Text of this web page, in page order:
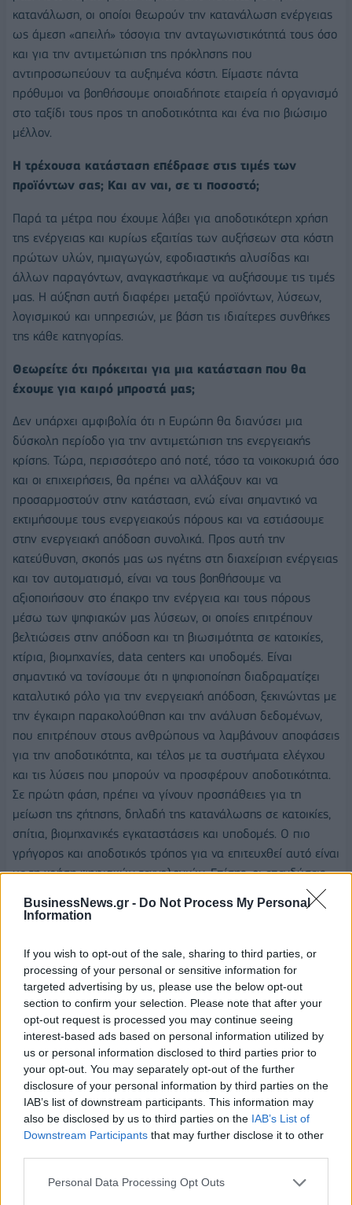
BusinessNews.gr - Do Not Process My Personal
Information
If you wish to opt-out of the sale, sharing to third parties, or
processing of your personal or sensitive information for
targeted advertising by us, please use the below opt-out
section to confirm your selection. Please note that after your
opt-out request is processed you may continue seeing
interest-based ads based on personal information utilized by
us or personal information disclosed to third parties prior to
your opt-out. You may separately opt-out of the further
disclosure of your personal information by third parties on the
IAB’s list of downstream participants. This information may
also be disclosed by us to third parties on the IAB’s List of
Downstream Participants that may further disclose it to other
Personal Data Processing Opt Outs
κατανάλωση, οι οποίοι θεωρούν την κατανάλωση ενέργειας
ως άμεση «απειλή» τόσογια την ανταγωνιστικότητά τους όσο
και για την αντιμετώπιση της πρόκλησης που
αντιπροσωπεύουν τα αυξημένα κόστη. Είμαστε πάντα
πρόθυμοι να βοηθήσουμε οποιαδήποτε εταιρεία ή οργανισμό
στο ταξίδι τους προς τη αποδοτικότητα και ένα πιο βιώσιμο
μέλλον.
Η τρέχουσα κατάσταση επέδρασε στις τιμές των
προϊόντων σας; Και αν ναι, σε τι ποσοστό;
Παρά τα μέτρα που έχουμε λάβει για αποδοτικότερη χρήση
της ενέργειας και κυρίως εξαιτίας των αυξήσεων στα κόστη
πρώτων υλών, ημιαγωγών, εφοδιαστικής αλυσίδας και
άλλων παραγόντων, αναγκαστήκαμε να αυξήσουμε τις τιμές
μας. Η αύξηση αυτή διαφέρει μεταξύ προϊόντων, λύσεων,
λογισμικού και υπηρεσιών, με βάση τις ιδιαίτερες συνθήκες
της κάθε κατηγορίας.
Θεωρείτε ότι πρόκειται για μια κατάσταση που θα
έχουμε για καιρό μπροστά μας;
Δεν υπάρχει αμφιβολία ότι η Ευρώπη θα διανύσει μια
δύσκολη περίοδο για την αντιμετώπιση της ενεργειακής
κρίσης. Τώρα, περισσότερο από ποτέ, τόσο τα νοικοκυριά όσο
και οι επιχειρήσεις, θα πρέπει να αλλάξουν και να
προσαρμοστούν στην κατάσταση, ενώ είναι σημαντικό να
εκτιμήσουμε τους ενεργειακούς πόρους και να εστιάσουμε
στην ενεργειακή απόδοση συνολικά. Προς αυτή την
κατεύθυνση, σκοπός μας ως ηγέτης στη διαχείριση ενέργειας
και τον αυτοματισμό, είναι να τους βοηθήσουμε να
αξιοποιήσουν στο έπακρο την ενέργεια και τους πόρους
μέσω των ψηφιακών μας λύσεων, οι οποίες επιτρέπουν
βελτιώσεις στην απόδοση και τη βιωσιμότητα σε κατοικίες,
κτίρια, βιομηχανίες, data centers και υποδομές. Είναι
σημαντικό να τονίσουμε ότι η ψηφιοποίηση διαδραματίζει
καταλυτικό ρόλο για την ενεργειακή απόδοση, ξεκινώντας με
την έγκαιρη παρακολούθηση και την ανάλυση δεδομένων,
που επιτρέπουν στους ανθρώπους να λαμβάνουν αποφάσεις
για την αποδοτικότητα, και τέλος με τα συστήματα ελέγχου
και τις λύσεις που μπορούν να προσφέρουν αποδοτικότητα.
Σε πρώτη φάση, πρέπει να γίνουν προσπάθειες για τη
μείωση της ζήτησης, δηλαδή της κατανάλωσης σε κατοικίες,
σπίτια, βιομηχανικές εγκαταστάσεις και υποδομές. Ο πιο
γρήγορος και αποδοτικός τρόπος για να επιτευχθεί αυτό είναι
με τη χρήση ψηφιακών τεχνολογιών. Επίσης, οι επενδύσεις
σε ανανεώσιμες πηγές ενέργειας αποτελούν σημαντικό
μέρος της αντιμετώπισης της ενεργειακής κρίσης. Τέτοιες
ολοκληρωμένης παρακολούθησης και ελέγχου της κατανομής
στα δίκτυα ηλεκτρικής ενέργειας προκειμένου να μειωθεί
σημαντικά η κατανάλωση ηλεκτρικής ενέργειας στα σημεία
που η ζήτηση φαίνεται να κορυφώνεται.
Για να διαχειριστούμε τους κατανεμημένους ενεργειακούς
πόρους- κυρίως ανανεώσιμες πηγές όπως φωτοβολταϊκά ή
αιολικά πάρκα- χρειαζόμαστε ένα ευέλικτο και έξυπνο δίκτυο
που να μπορεί να διαχειριστεί αποτελεσματικά την
ενσωμάτωση τέτοιων πόρων στο δίκτυο κατανομής. Εκτιμώ,
ότι ο εξηλεκτρισμός μαζί με τις έξυπνες τεχνολογίες είναι ο
καλύτερος τρόπος για να μειώσουμε την εξάρτησή μας από
το φυσικό αέριο και να κάνουμε βασικά βήματα προς τη